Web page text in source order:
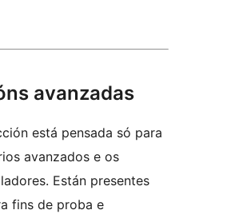
avanzadas
está pensada só para
avanzados e os
Están presentes
fins de proba e